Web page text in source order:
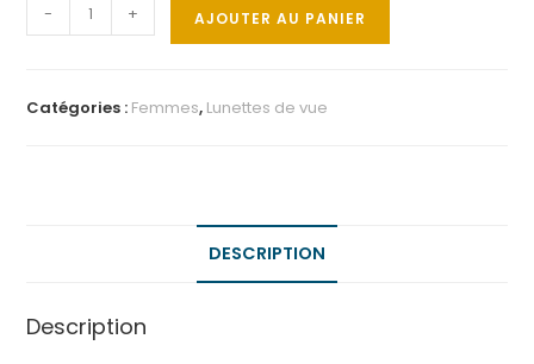
- + AJOUTER AU PANIER
Catégories : Femmes, Lunettes de vue
DESCRIPTION
Description